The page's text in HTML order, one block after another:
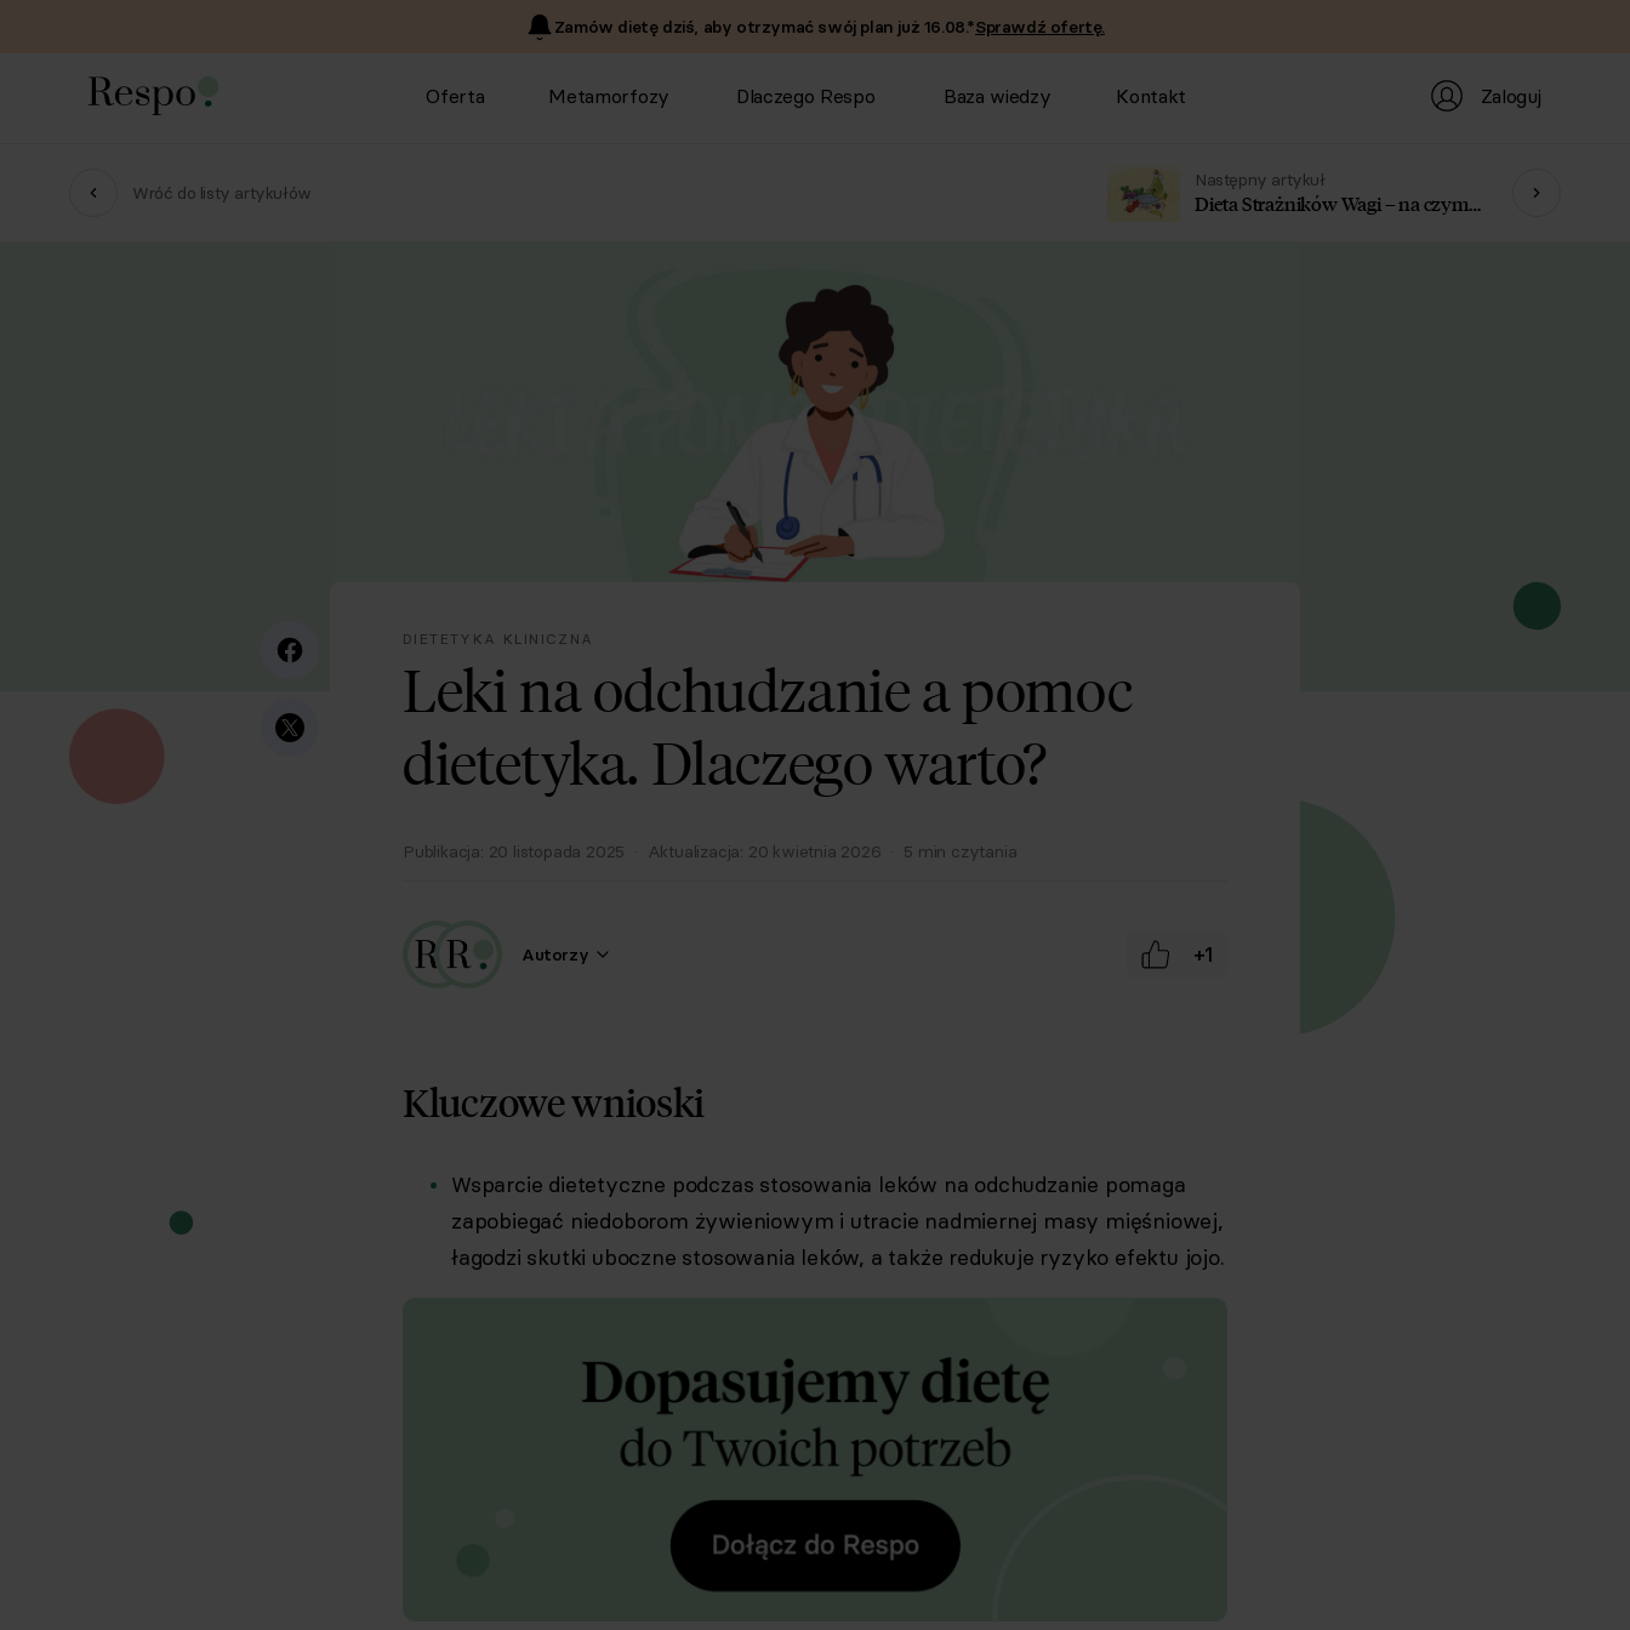
Zamów dietę dziś, aby otrzymać swój plan już 16.08.*Sprawdź ofertę.
Oferta Metamorfozy Dlaczego Respo Baza wiedzy Kontakt Zaloguj
Wróć do listy artykułów
Następny artykuł
Dieta Strażników Wagi – na czym
DIETETYKA KLINICZNA
Leki na odchudzanie a pomoc
dietetyka. Dlaczego warto?
Publikacja: 20 listopada 2025 · Aktualizacja: 20 kwietnia 2026 · 5 min czytania
Autorzy +1
Kluczowe wnioski
Wsparcie dietetyczne podczas stosowania leków na odchudzanie pomaga
zapobiegać niedoborom żywieniowym i utracie nadmiernej masy mięśniowej,
łagodzi skutki uboczne stosowania leków, a także redukuje ryzyko efektu jojo.